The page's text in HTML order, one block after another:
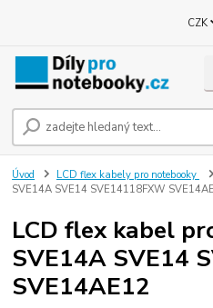
CZK
Úvod LCD flex kabely pro notebooky
SVE14A SVE14 SVE14118FXW
LCD flex kabel
SVE14A SVE14
SVE14AE12